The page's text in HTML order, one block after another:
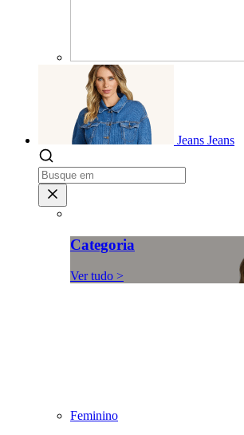
Jeans Jeans
Categoria
Ver tudo >
Feminino